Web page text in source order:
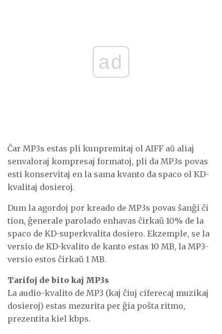
ad
Ĉar MP3s estas pli kunpremitaj ol AIFF aŭ aliaj
senvaloraj kompresaj formatoj, pli da MP3s povas
esti konservitaj en la sama kvanto da spaco ol KD-
kvalitaj dosieroj.
Dum la agordoj por kreado de MP3s povas ŝanĝi ĉi
tion, ĝenerale parolado enhavas ĉirkaŭ 10% de la
spaco de KD-superkvalita dosiero. Ekzemple, se la
versio de KD-kvalito de kanto estas 10 MB, la MP3-
versio estos ĉirkaŭ 1 MB.
Tarifoj de bito kaj MP3s
La audio-kvalito de MP3 (kaj ĉiuj ciferecaj muzikaj
dosieroj) estas mezurita per ĝia poŝta ritmo,
prezentita kiel kbps.